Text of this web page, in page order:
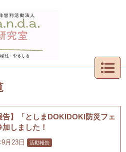
告】「としまDOKIDOKI防災フェ
しました！
月23日 活動報告